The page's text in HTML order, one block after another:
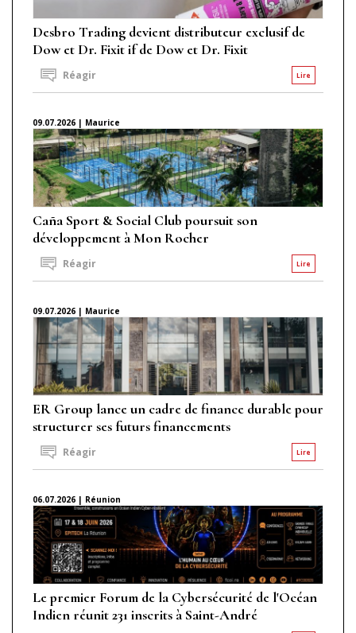
Desbro Trading devient distributeur exclusif de
Dow et Dr. Fixit if de Dow et Dr. Fixit
Lire
Réagir
09.07.2026 | Maurice
Caña Sport & Social Club poursuit son
développement à Mon Rocher
Lire
Réagir
09.07.2026 | Maurice
ER Group lance un cadre de finance durable pour
structurer ses futurs financements
Lire
Réagir
06.07.2026 | Réunion
Le premier Forum de la Cybersécurité de l'Océan
Indien réunit 231 inscrits à Saint-André